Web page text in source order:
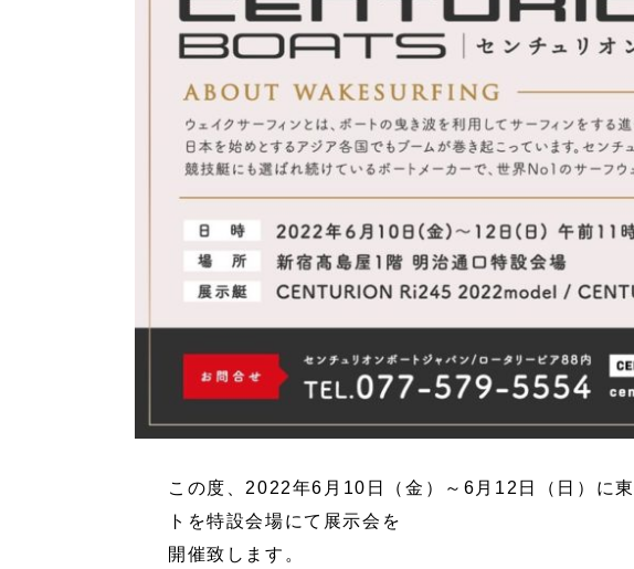
この度、2022年6月10日（金）～6月12日（日）に
トを特設会場にて展示会を
開催致します。